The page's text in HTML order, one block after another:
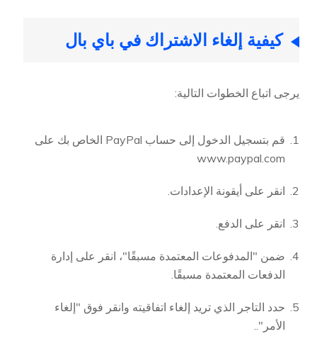
كيفية إلغاء الاشتراك في باي بال
يرجى اتباع الخطوات التالية:
قم بتسجيل الدخول إلى حساب PayPal الخاص بك على
www.paypal.com
انقر على أيقونة الإعدادات.
انقر على الدفع.
ضمن "المدفوعات المعتمدة مسبقًا"، انقر على إدارة
الدفعات المعتمدة مسبقًا.
حدد التاجر الذي تريد إلغاء اتفاقيته وانقر فوق "إلغاء
الأمر"..